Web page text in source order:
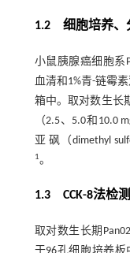
1.2 细胞培养、
小鼠胰腺癌细胞系
血清和1%青-链霉
箱中。取对数生长
（2.5、5.0和10.0
亚 砜（dimethyl
1。
1.3 CCK-8法检
取对数生长期